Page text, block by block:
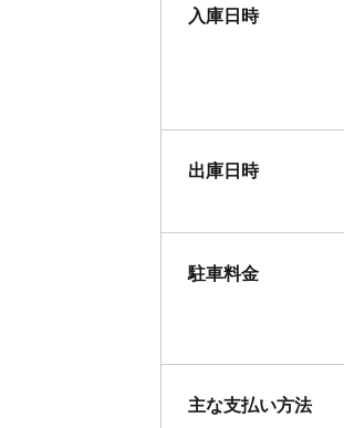
入庫日時
出庫日時
駐車料金
主な支払い方法